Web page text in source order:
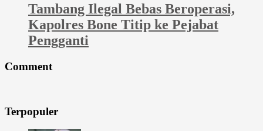
Tambang Ilegal Bebas Beroperasi,
Kapolres Bone Titip ke Pejabat
Pengganti
Comment
Terpopuler